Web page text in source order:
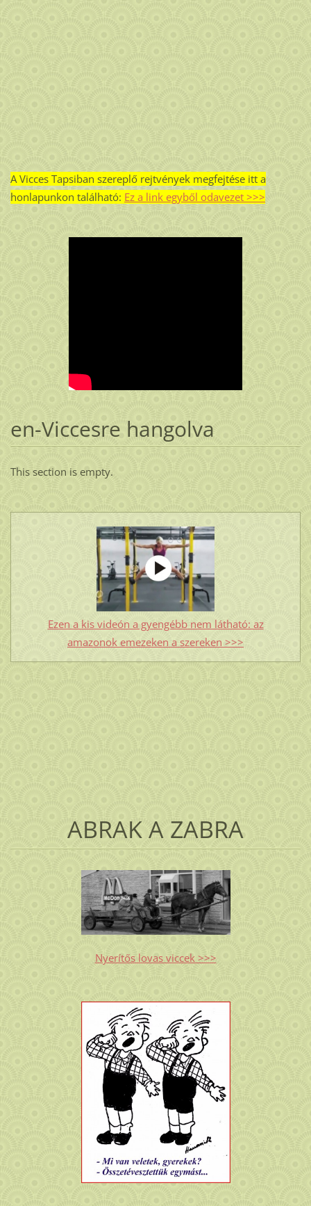
A Vicces Tapsiban szereplő rejtvények megfejtése itt a
honlapunkon található: Ez a link egyből odavezet >>>
en-Viccesre hangolva
This section is empty.
Ezen a kis videón a gyengébb nem látható: az
amazonok emezeken a szereken >>>
ABRAK A ZABRA
Nyerítős lovas viccek >>>